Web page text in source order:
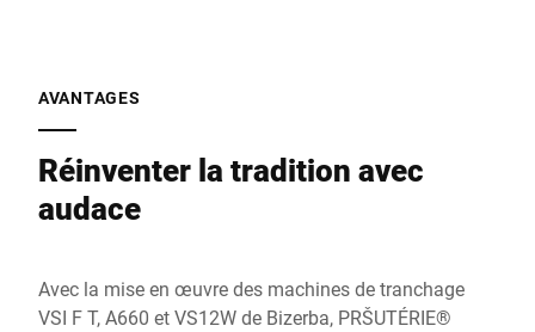
AVANTAGES
Réinventer la tradition avec
audace
Avec la mise en œuvre des machines de tranchage
VSI F T, A660 et VS12W de Bizerba, PRŠUTÉRIE®